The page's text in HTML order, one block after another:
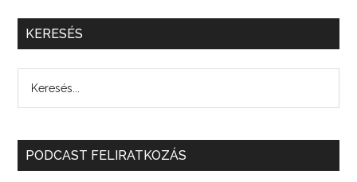
KERESÉS
PODCAST FELIRATKOZÁS